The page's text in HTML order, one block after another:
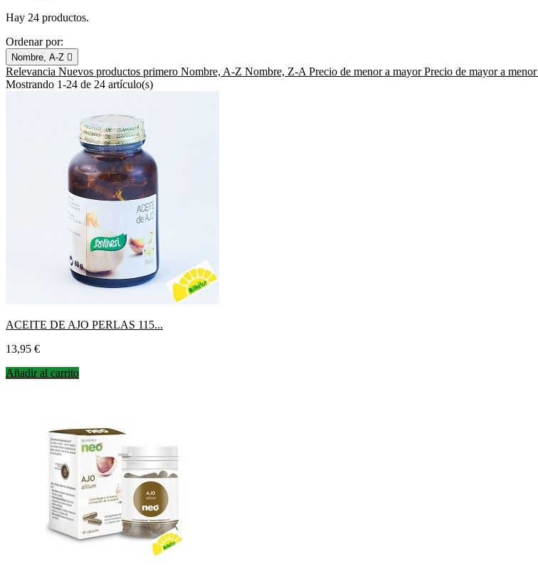
Hay 24 productos.
Ordenar por:
Nombre, A-Z 
Relevancia Nuevos productos primero Nombre, A-Z Nombre, Z-A Precio de menor a mayorPrecio de mayor a menor
Mostrando 1-24 de 24 artículo(s)
ACEITE DE AJO PERLAS 115...
Precio
13,95 €
Añadir al carrito